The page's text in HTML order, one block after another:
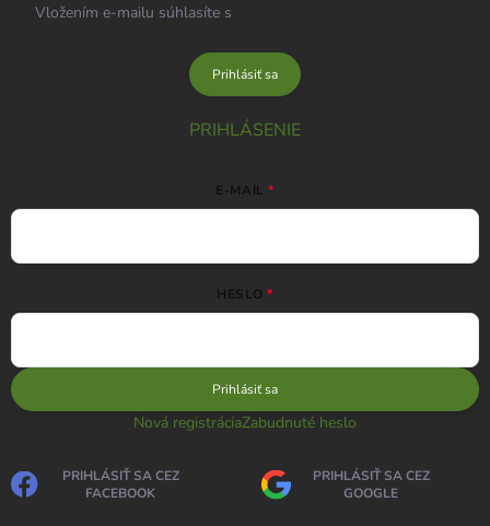
Vložením e-mailu súhlasíte s
Prihlásiť sa
PRIHLÁSENIE
E-MAIL
HESLO
Prihlásiť sa
Nová registráciaZabudnuté heslo
PRIHLÁSIŤ SA CEZ
FACEBOOK
PRIHLÁSIŤ SA CEZ
GOOGLE